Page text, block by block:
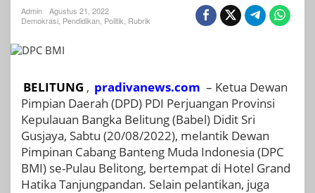
Kader
Partai
Admin
Agustus 21, 2022
Demokrasi Pendidikan Politik Rubrik
BELITUNG , pradivanews.com – Ketua Dewan
Pimpian Daerah (DPD) PDI Perjuangan Provinsi
Kepulauan Bangka Belitung (Babel) Didit Sri
Gusjaya, Sabtu (20/08/2022), melantik Dewan
Pimpinan Cabang Banteng Muda Indonesia (DPC
BMI) se-Pulau Belitong, bertempat di Hotel Grand
Hatika Tanjungpandan. Selain pelantikan, juga